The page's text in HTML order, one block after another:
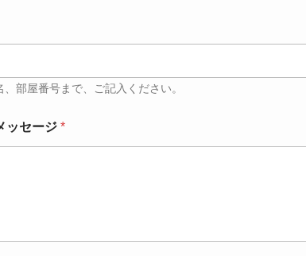
部屋番号まで、ご記入ください。
ッセージ *